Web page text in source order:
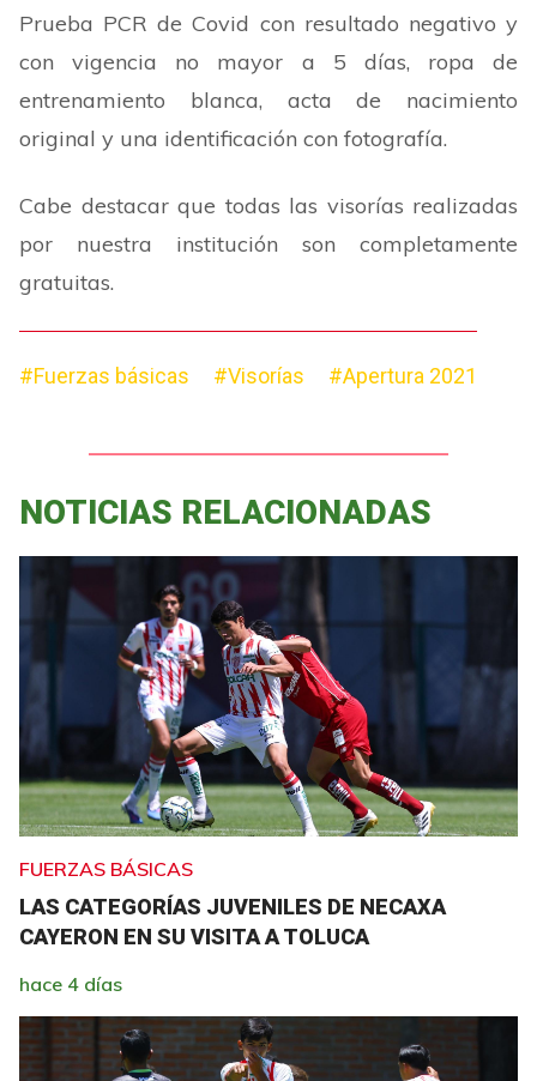
Prueba PCR de Covid con resultado negativo y
con vigencia no mayor a 5 días, ropa de
entrenamiento blanca, acta de nacimiento
original y una identificación con fotografía.
Cabe destacar que todas las visorías realizadas
por nuestra institución son completamente
gratuitas.
#Fuerzas básicas #Visorías #Apertura 2021
NOTICIAS RELACIONADAS
FUERZAS BÁSICAS
LAS CATEGORÍAS JUVENILES DE NECAXA
CAYERON EN SU VISITA A TOLUCA
hace 4 días